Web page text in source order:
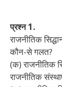
प्रश्न 1.
राजनीतिक
कौन-से गलत?
(क) राजनीतिक
राजनीतिक